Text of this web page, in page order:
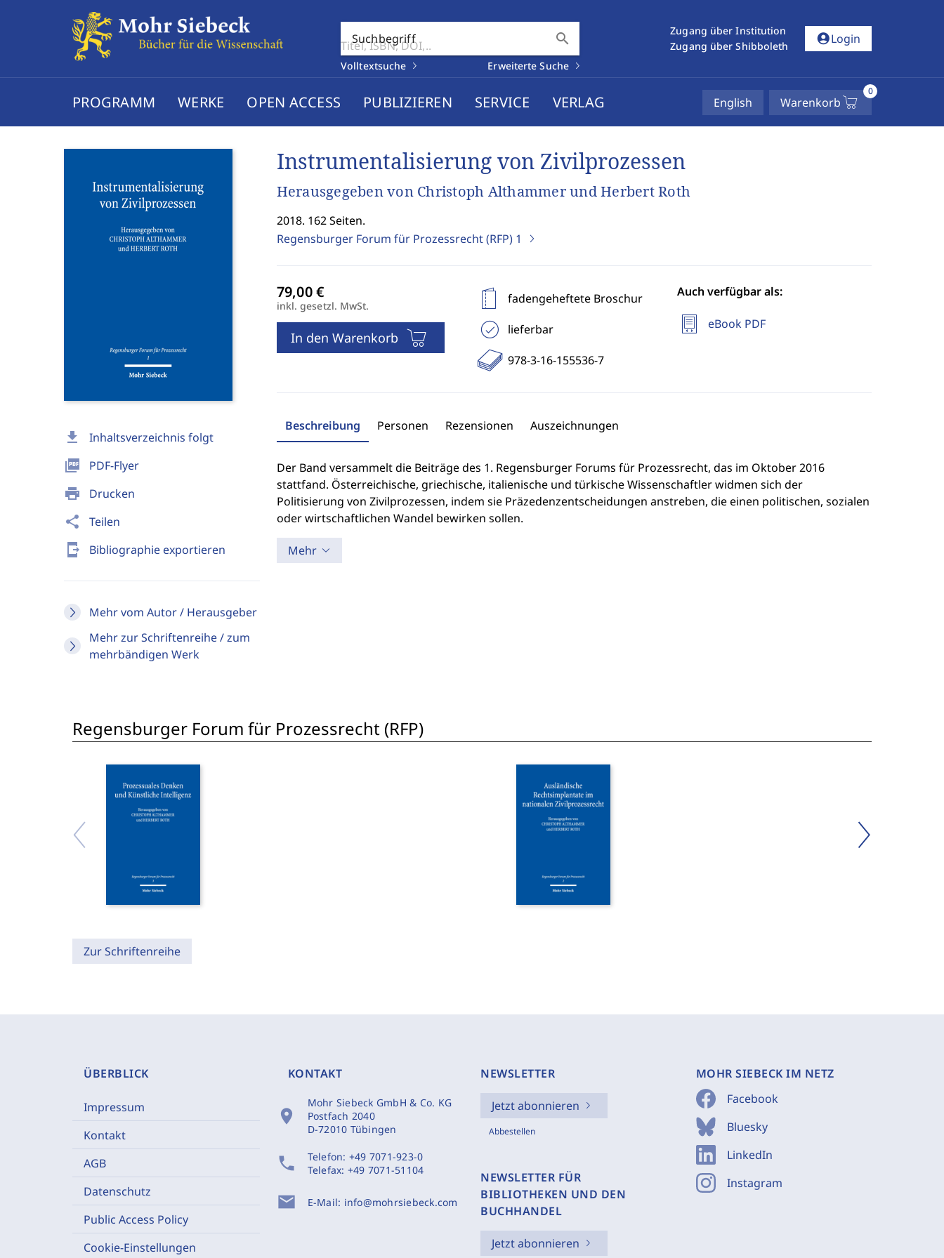
Suchbegriff search
Volltextsuche Erweiterte Suche
Zugang über Institution
Zugang über Shibboleth
account_circleLogin
PROGRAMM WERKE OPEN ACCESS PUBLIZIEREN SERVICE VERLAG English Warenkorb
0
download Inhaltsverzeichnis folgt
picture_as_pdf PDF-Flyer
print Drucken
share Teilen
send_to_mobile Bibliographie exportieren
Mehr vom Autor / Herausgeber
Mehr zur Schriftenreihe / zum
mehrbändigen Werk
Instrumentalisierung von Zivilprozessen
Herausgegeben von Christoph Althammer und Herbert Roth
2018. 162 Seiten.
Regensburger Forum für Prozessrecht (RFP) 1
inkl. gesetzl. MwSt.
In den Warenkorb
fadengeheftete Broschur
lieferbar
978-3-16-155536-7
Auch verfügbar als:
eBook PDF
Beschreibung Personen Rezensionen Auszeichnungen
Der Band versammelt die Beiträge des 1. Regensburger Forums für Prozessrecht, das im Oktober 2016
stattfand. Österreichische, griechische, italienische und türkische Wissenschaftler widmen sich der
Politisierung von Zivilprozessen, indem sie Präzedenzentscheidungen anstreben, die einen politischen, sozialen
oder wirtschaftlichen Wandel bewirken sollen.
Mehr
Regensburger Forum für Prozessrecht (RFP)
Zur Schriftenreihe
ÜBERBLICK
Impressum
Kontakt
AGB
Datenschutz
Public Access Policy
Cookie-Einstellungen
KONTAKT
location_on
Mohr Siebeck GmbH & Co. KG
Postfach 2040
D-72010 Tübingen
phone Telefon: +49 7071-923-0
Telefax: +49 7071-51104
mail E-Mail: info@mohrsiebeck.com
NEWSLETTER
Jetzt abonnieren
Abbestellen
NEWSLETTER FÜR
BIBLIOTHEKEN UND DEN
BUCHHANDEL
Jetzt abonnieren
MOHR SIEBECK IM NETZ
Facebook
Bluesky
LinkedIn
Instagram